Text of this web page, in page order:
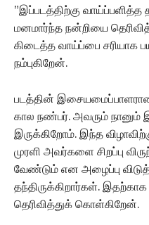
”இப்படத்திற்கு வாய்ப்பளித்த
மனமார்ந்த நன்றியை
கிடைத்த வாய்ப்பை சரியாக
நம்புகிறேன்.
படத்தின்
கால நண்பர். அவரும் நானும்
இருக்கிறோம். இந்த
முரளி அவர்களை சிறப்பு
வேண்டும் என அழைப்பு
தந்திருக்கிறார்கள்.
தெரிவித்துக் கொள்கிறேன்.